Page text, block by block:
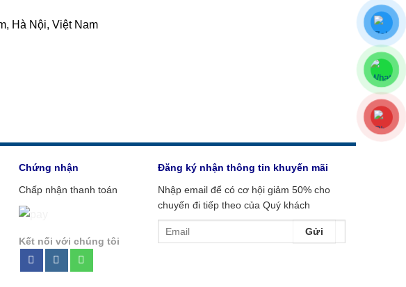
Hà Nội, Việt Nam
Chứng nhận
Chấp nhận thanh toán
Kết nối với chúng tôi
Đăng ký nhận thông tin khuyến mãi
Nhập email để có cơ hội giảm 50% cho
chuyến đi tiếp theo của Quý khách